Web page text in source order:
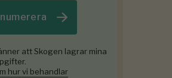
att Skogen lagrar mina
hur vi behandlar